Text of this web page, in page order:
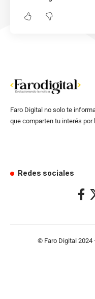
Faro Digital no solo te
que comparten tu interés por
Redes sociales
© Faro Digital 2024